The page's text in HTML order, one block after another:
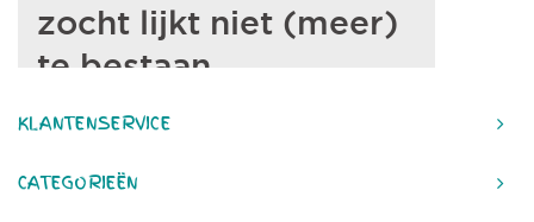
KLANTENSERVICE
CATEGORIEËN